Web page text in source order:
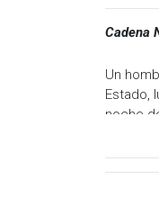
Cadena
Un
Estado,
noche
El